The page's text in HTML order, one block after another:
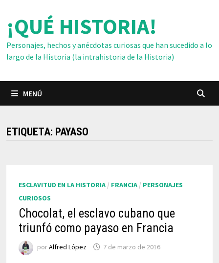
contenido
¡QUÉ HISTORIA!
Personajes, hechos y anécdotas curiosas que han sucedido a lo
largo de la Historia (la intrahistoria de la Historia)
MENÚ
ETIQUETA: PAYASO
ESCLAVITUD EN LA HISTORIA/ FRANCIA/ PERSONAJES
CURIOSOS
Chocolat, el esclavo cubano que
triunfó como payaso en Francia
porAlfred López 7 de marzo de 2016